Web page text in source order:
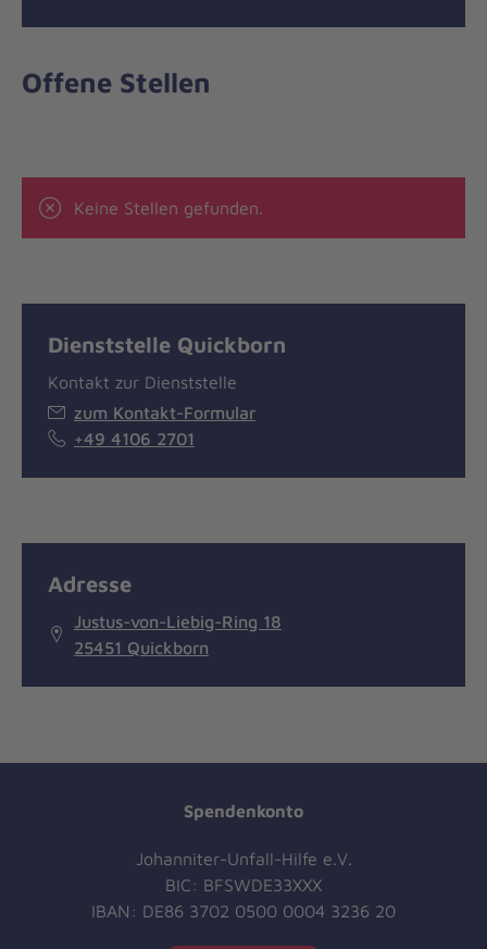
Offene Stellen
Keine Stellen gefunden.
Dienststelle Quickborn
Kontakt zur Dienststelle
zum Kontakt-Formular
+49 4106 2701
Adresse
Justus-von-Liebig-Ring 18
25451 Quickborn
Spendenkonto
Johanniter-Unfall-Hilfe e.V.
BIC: BFSWDE33XXX
IBAN: DE86 3702 0500 0004 3236 20